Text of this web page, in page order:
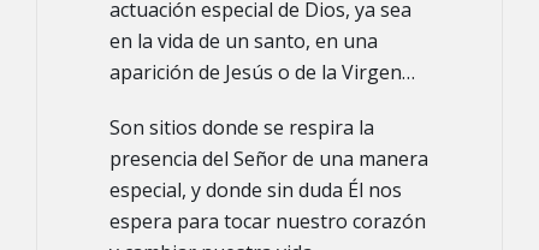
actuación especial de Dios, ya sea
en la vida de un santo, en una
aparición de Jesús o de la Virgen…
Son sitios donde se respira la
presencia del Señor de una manera
especial, y donde sin duda Él nos
espera para tocar nuestro corazón